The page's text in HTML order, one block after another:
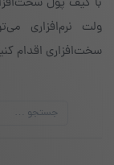
با کیف پول
ولت نرم‌افزاری
سخت‌افزاری اقدام